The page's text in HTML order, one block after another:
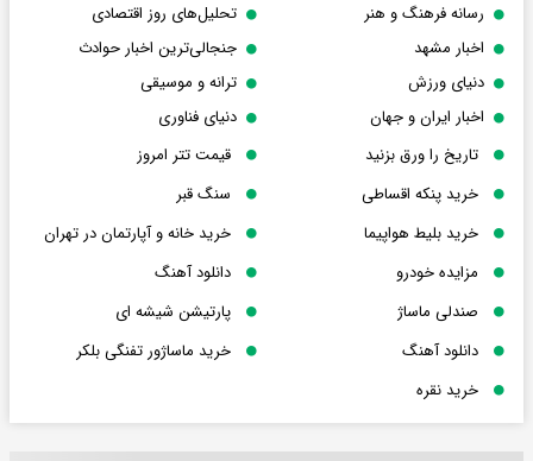
رسانه فرهنگ و هنر
تحلیل‌های روز اقتصادی
اخبار مشهد
جنجالی‌ترین اخبار حوادث
دنیای ورزش
ترانه و موسیقی
اخبار ایران و جهان
دنیای فناوری
تاریخ را ورق بزنید
قیمت تتر امروز
خرید پنکه اقساطی
سنگ قبر
خرید بلیط هواپیما
خرید خانه و آپارتمان در تهران
مزایده خودرو
دانلود آهنگ
صندلی ماساژ
پارتیشن شیشه ای
دانلود آهنگ
خرید ماساژور تفنگی بلکر
خرید نقره